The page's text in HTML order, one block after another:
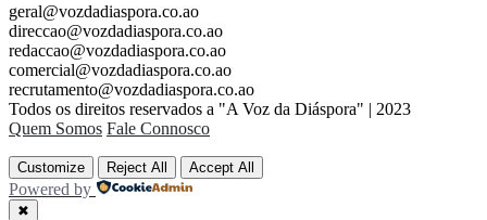
geral@vozdadiaspora.co.ao
direccao@vozdadiaspora.co.ao
redaccao@vozdadiaspora.co.ao
comercial@vozdadiaspora.co.ao
recrutamento@vozdadiaspora.co.ao
Todos os direitos reservados a "A Voz da Diáspora" | 2023
Quem Somos Fale Connosco
Customize Reject All Accept All
Powered by
✖